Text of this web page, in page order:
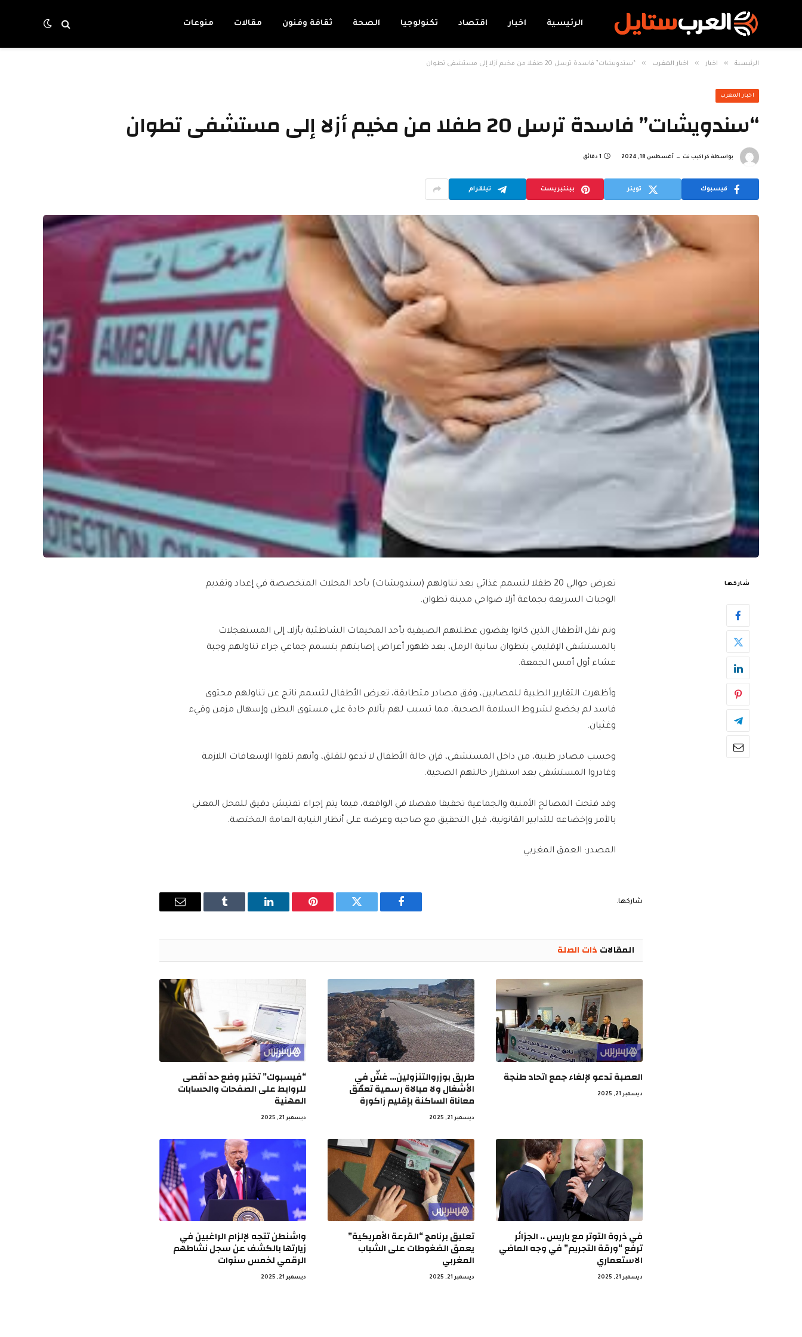
الرئيسية اخبار اقتصاد تكنولوجيا الصحة ثقافة وفنون مقالات منوعات
الرئيسية » اخبار » اخبار المغرب » “سندويشات” فاسدة ترسل 20 طفلا من مخيم أزلا إلى مستشفى تطوان
اخبار المغرب
“سندويشات” فاسدة ترسل 20 طفلا من مخيم أزلا إلى مستشفى تطوان
بواسطة كراكيب نت أغسطس 18, 2024 1 دقائق
فيسبوك تويتر بينتيريست تيلقرام
شاركها
تعرض حوالي 20 طفلا لتسمم غذائي بعد تناولهم (سندويشات) بأحد المحلات المتخصصة في إعداد وتقديم
الوجبات السريعة بجماعة أزلا ضواحي مدينة تطوان.
وتم نقل الأطفال الذين كانوا يقضون عطلتهم الصيفية بأحد المخيمات الشاطئية بأزلا، إلى المستعجلات
بالمستشفى الإقليمي بتطوان سانية الرمل، بعد ظهور أعراض إصابتهم بتسمم جماعي جراء تناولهم وجبة
عشاء أول أمس الجمعة.
وأظهرت التقارير الطبية للمصابين، وفق مصادر متطابقة، تعرض الأطفال لتسمم ناتج عن تناولهم محتوى
فاسد لم يخضع لشروط السلامة الصحية، مما تسبب لهم بآلام حادة على مستوى البطن وإسهال مزمن وقيء
وغثيان.
وحسب مصادر طبية، من داخل المستشفى، فإن حالة الأطفال لا تدعو للقلق، وأنهم تلقوا الإسعافات اللازمة
وغادروا المستشفى بعد استقرار حالتهم الصحية.
وقد فتحت المصالح الأمنية والجماعية تحقيقا مفصلا في الواقعة، فيما يتم إجراء تفتيش دقيق للمحل المعني
بالأمر وإخضاعه للتدابير القانونية، قبل التحقيق مع صاحبه وعرضه على أنظار النيابة العامة المختصة.
المصدر: العمق المغربي
شاركها.
فيسبوك تويتر بينتيريستلينكدإن Tumblr
البريد
المقالات ذات الصلة
العصبة تدعو لإلغاء جمع اتحاد طنجة
ديسمبر 21, 2025
طريق بوزروالتنزولين… غشّ في
الأشغال ولا مبالاة رسمية تعمّق
معاناة الساكنة بإقليم زاكورة
ديسمبر 21, 2025
“فيسبوك” تختبر وضع حد أقصى
للروابط على الصفحات والحسابات
المهنية
ديسمبر 21, 2025
في ذروة التوتر مع باريس .. الجزائر
ترفع “ورقة التجريم” في وجه الماضي
الاستعماري
ديسمبر 21, 2025
تعليق برنامج “القرعة الأمريكية”
يعمق الضغوطات على الشباب
المغربي
ديسمبر 21, 2025
واشنطن تتجه لإلزام الراغبين في
زيارتها بالكشف عن سجل نشاطهم
الرقمي لخمس سنوات
ديسمبر 21, 2025